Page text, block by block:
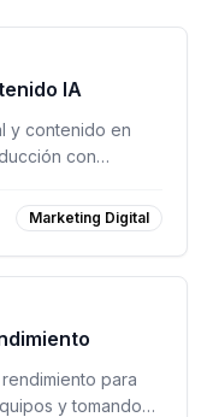
IA
y contenido en
con
Marketing Digital
para
y tomando